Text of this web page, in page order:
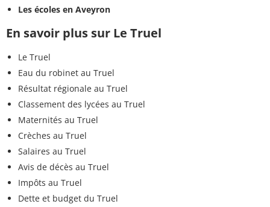
Les écoles en Aveyron
En savoir plus sur Le Truel
Le Truel
Eau du robinet au Truel
Résultat régionale au Truel
Classement des lycées au Truel
Maternités au Truel
Crèches au Truel
Salaires au Truel
Avis de décès au Truel
Impôts au Truel
Dette et budget du Truel